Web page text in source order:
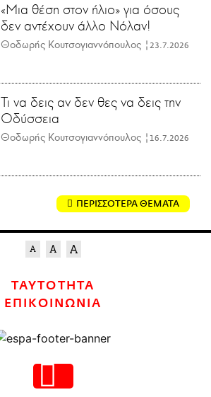
«Μια θέση στον ήλιο» για όσους
δεν αντέχουν άλλο Νόλαν!
Θοδωρής Κουτσογιαννόπουλος | 23.7.2026
Τι να δεις αν δεν θες να δεις την
Οδύσσεια
Θοδωρής Κουτσογιαννόπουλος | 16.7.2026
ΠΕΡΙΣΣΟΤΕΡΑ ΘΕΜΑΤΑ
ΤΑΥΤΟΤΗΤΑ
ΕΠΙΚΟΙΝΩΝΙΑ